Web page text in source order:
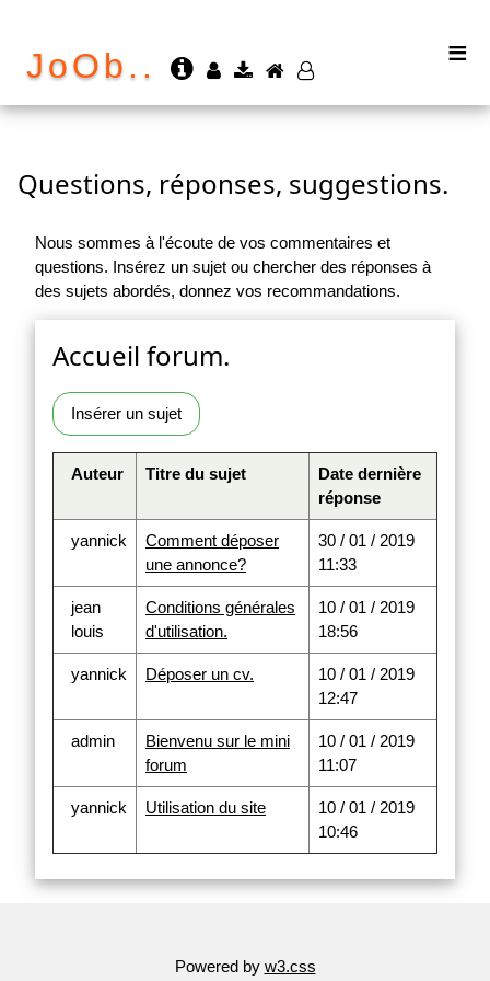
JoOb.. ≡
Questions, réponses, suggestions.
Nous sommes à l'écoute de vos commentaires et
questions. Insérez un sujet ou chercher des réponses à
des sujets abordés, donnez vos recommandations.
Accueil forum.
Insérer un sujet
Auteur Titre du sujet
Date dernière
réponse
yannick
Comment déposer
une annonce?
30 / 01 / 2019
11:33
jean
louis
Conditions générales
d'utilisation.
10 / 01 / 2019
18:56
yannick Déposer un cv.
10 / 01 / 2019
12:47
admin
Bienvenu sur le mini
forum
10 / 01 / 2019
11:07
yannick Utilisation du site
10 / 01 / 2019
10:46
Powered by w3.css